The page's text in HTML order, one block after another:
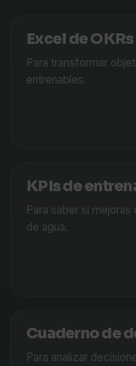
Excel de OKRs
Para transformar
entrenables.
KPIs de
Para saber si
de agua.
Cuaderno de
Para analizar